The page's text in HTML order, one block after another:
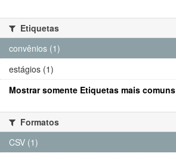
Etiquetas
convênios (1)
estágios (1)
Mostrar somente Etiquetas mais comuns
Formatos
CSV (1)